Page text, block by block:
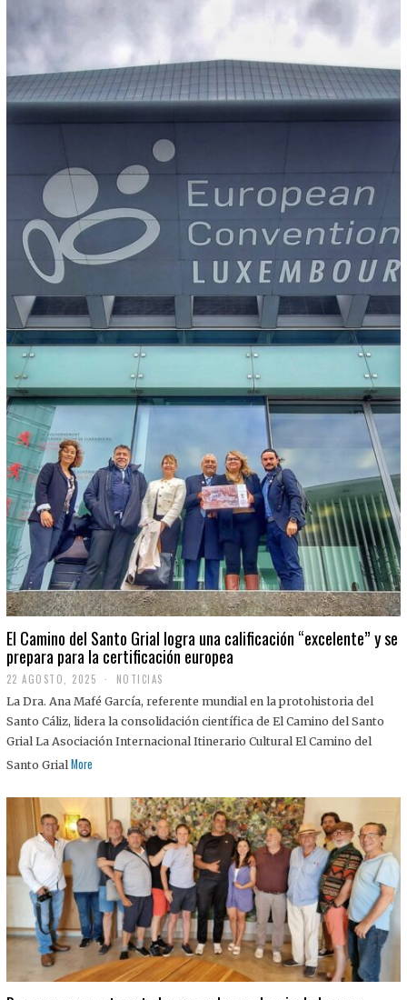
El Camino del Santo Grial logra una calificación “excelente” y se
prepara para la certificación europea
22 AGOSTO, 2025
2
A
G
O
S
2
5
NOTICIAS
La Dra. Ana Mafé García, referente mundial en la protohistoria del
Santo Cáliz, lidera la consolidación científica de El Camino del Santo
Grial La Asociación Internacional Itinerario Cultural El Camino del
Santo Grial More